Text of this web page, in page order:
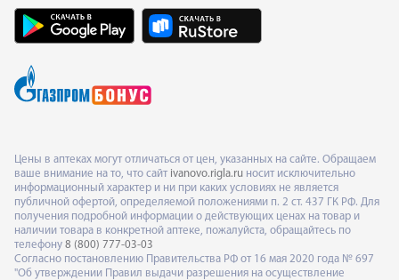
Цены в аптеках могут отличаться от цен, указанных на сайте. Обращаем
ваше внимание на то, что сайт ivanovo.rigla.ru носит исключительно
информационный характер и ни при каких условиях не является
публичной офертой, определяемой положениями п. 2 ст. 437 ГК РФ. Для
получения подробной информации о действующих ценах на товар и
наличии товара в конкретной аптеке, пожалуйста, обращайтесь по
телефону 8 (800) 777-03-03
Согласно постановлению Правительства РФ от 16 мая 2020 года № 697
"Об утверждении Правил выдачи разрешения на осуществление